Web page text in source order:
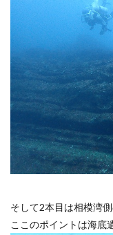
そして2本目は相模湾
ここのポイントは海底